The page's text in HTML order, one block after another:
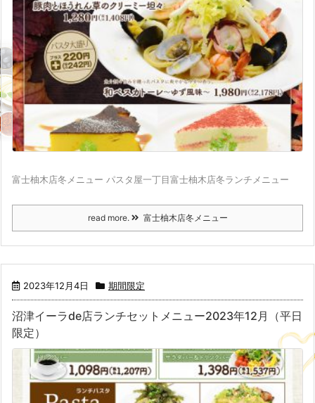
富士柚木店冬メニュー パスタ屋一丁目富士柚木店冬ランチメニュー
read more. 富士柚木店冬メニュー
2023年12月4日 期間限定
沼津イーラde店ランチセットメニュー2023年12月（平日
限定）